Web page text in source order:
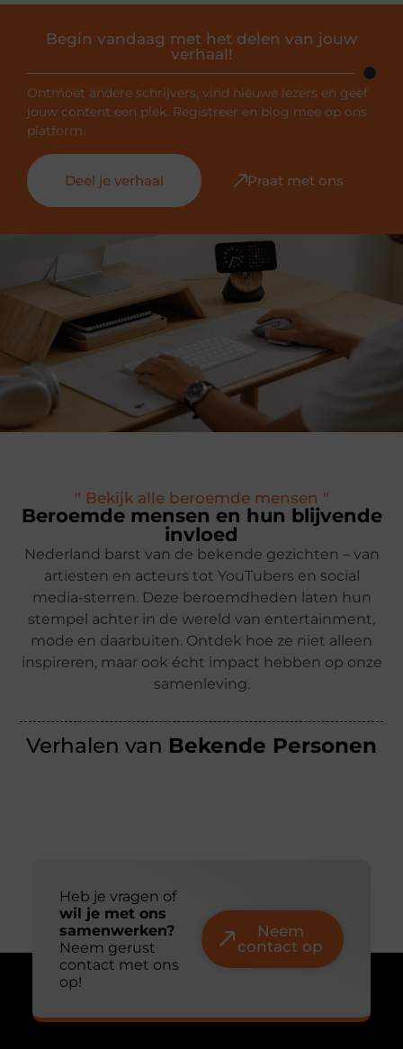
Begin vandaag met het delen van jouw
verhaal!
Ontmoet andere schrijvers, vind nieuwe lezers en geef
jouw content een plek. Registreer en blog mee op ons
platform.
Deel je verhaal Praat met ons
" Bekijk alle beroemde mensen "
Beroemde mensen en hun blijvende
invloed
Nederland barst van de bekende gezichten – van
artiesten en acteurs tot YouTubers en social
media-sterren. Deze beroemdheden laten hun
stempel achter in de wereld van entertainment,
mode en daarbuiten. Ontdek hoe ze niet alleen
inspireren, maar ook écht impact hebben op onze
samenleving.
Verhalen van Bekende Personen
Heb je vragen of
wil je met ons
samenwerken?
Neem gerust
contact met ons
op!
Neem
contact op